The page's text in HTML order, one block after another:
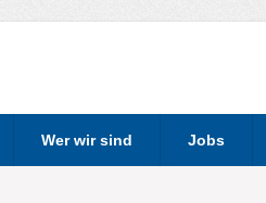
Wer wir sind Jobs